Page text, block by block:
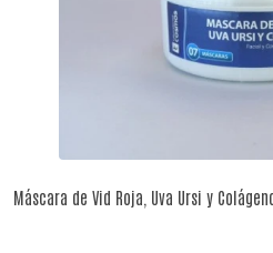
Máscara de Vid Roja, Uva Ursi y